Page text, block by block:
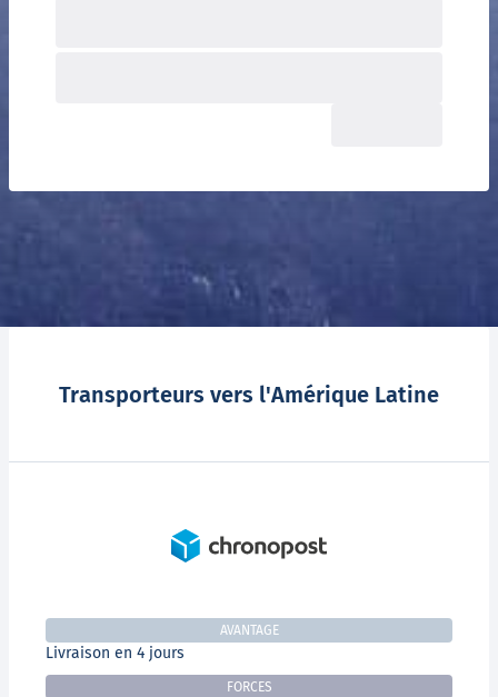
Transporteurs vers l'Amérique Latine
AVANTAGE
Livraison en 4 jours
FORCES